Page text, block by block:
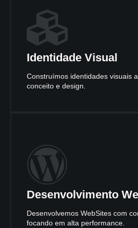
Identidade Visual
Construímos identidades visuais
conceito e design.
Desenvolvimento
Desenvolvemos WebSites com
focando em alta performance.